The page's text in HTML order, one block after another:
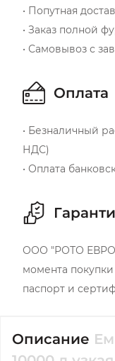
Описание
• Попутная
• Заказ полной
• Самовывоз с
Оплата
• Безналичный
НДС)
• Оплата
ООО "РОТО
момента
паспорт и